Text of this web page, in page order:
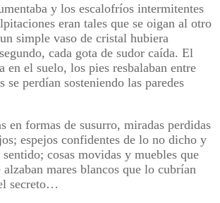
y los escalofríos intermitentes
eran tales que se oigan al otro
simple vaso de cristal hubiera
cada gota de sudor caída. El
en el suelo, los pies resbalaban entre
se perdían sosteniendo las paredes
en formas de susurro, miradas perdidas
espejos confidentes de lo no dicho y
cosas movidas y muebles que
mares blancos que lo cubrían
secreto…